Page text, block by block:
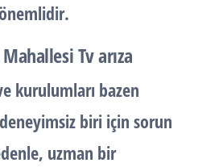
Tv arıza
kurulumları bazen
biri için sorun
uzman bir